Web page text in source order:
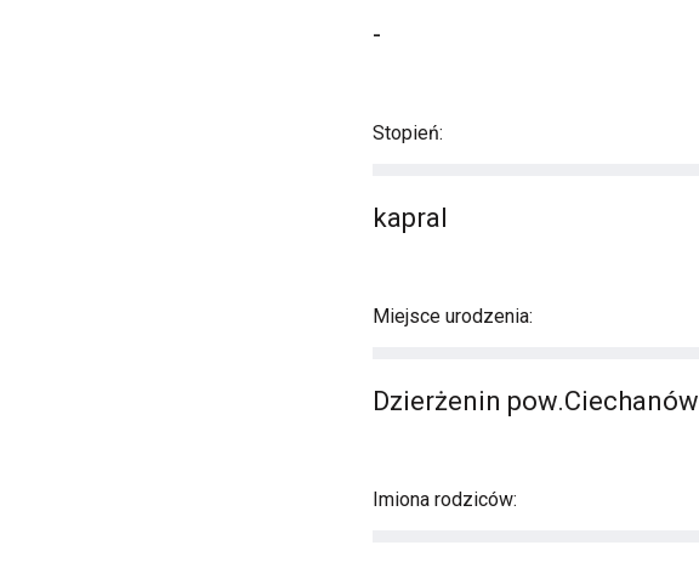
-
Stopień:
kapral
Miejsce urodzenia:
Dzierżenin pow.Ciechanów
Imiona rodziców: